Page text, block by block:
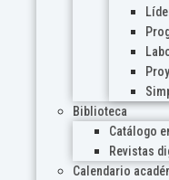
Biblioteca
Catálogo
Revistas
Calendario